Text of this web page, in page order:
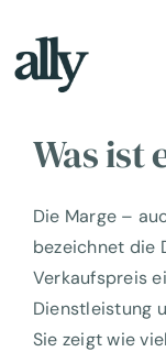
Inhalt
springen
Was ist
Die Marge –
bezeichnet die
Verkaufspreis
Dienstleistung
Sie zeigt wie